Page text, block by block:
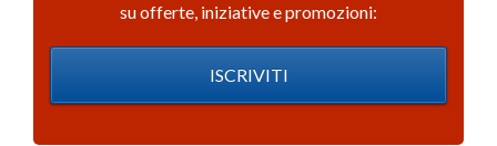
su offerte, iniziative e promozioni:
ISCRIVITI